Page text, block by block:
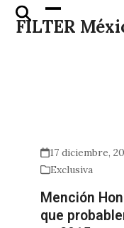
Skip
FILTER
Open
mobile
Close
mobile
17 diciembre,
Exclusiva
Mención
que